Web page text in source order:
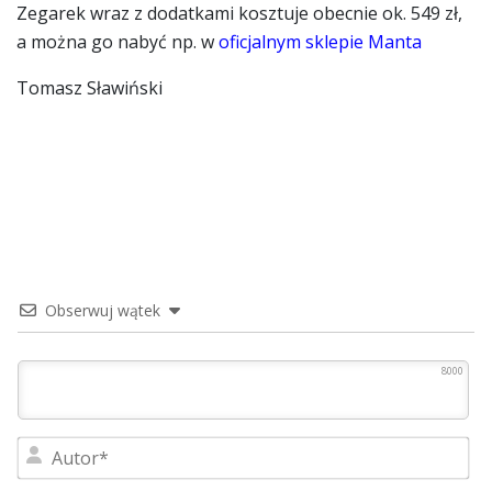
Zegarek wraz z dodatkami kosztuje obecnie ok. 549 zł,
a można go nabyć np. woficjalnym sklepie Manta
Tomasz Sławiński
Obserwuj wątek
8000